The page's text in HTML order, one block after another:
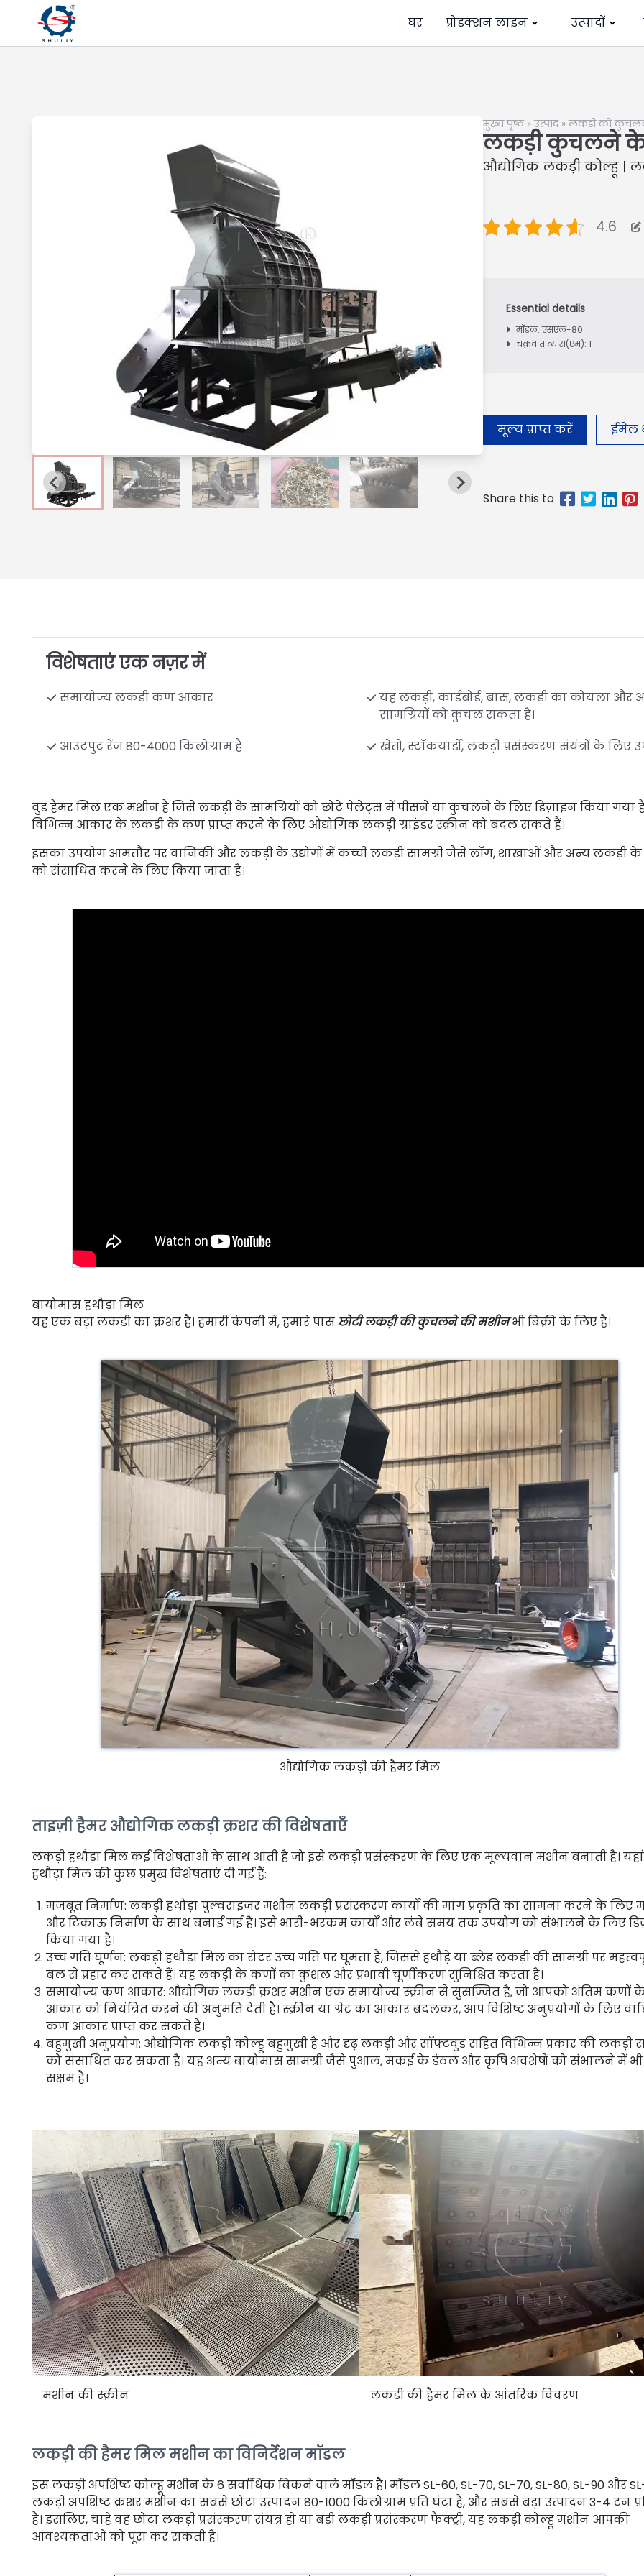
घर प्रोडक्शन लाइन उत्पादों
मुख्य पृष्ठ» उत्पाद»लकड़ी को
लकड़ी कुचलने के
औद्योगिक लकड़ी कोल्हू |
4.6
मॉडल: एसएल-80
चक्रवात व्यास(एम): 1
मूल्य प्राप्त करें ईमेल
विशेषताएं एक नज़र में
समायोज्य लकड़ी कण आकार
यह लकड़ी, कार्डबोर्ड, बांस, लकड़ी का कोयला और
सामग्रियों को कुचल सकता है।
आउटपुट रेंज 80-4000 किलोग्राम है
खेतों, स्टॉकयार्डों, लकड़ी प्रसंस्करण संयंत्रों के लिए
वुड हैमर मिल एक मशीन है जिसे लकड़ी के सामग्रियों को छोटे पेलेट्स में पीसने या कुचलने के लिए डिज़ाइन किया गया
विभिन्न आकार के लकड़ी के कण प्राप्त करने के लिए औद्योगिक लकड़ी ग्राइंडर स्क्रीन को बदल सकते हैं।
इसका उपयोग आमतौर पर वानिकी और लकड़ी के उद्योगों में कच्ची लकड़ी सामग्री जैसे लॉग, शाखाओं और अन्य लकड़ी
को संसाधित करने के लिए किया जाता है।
बायोमास हथौड़ा मिल
यह एक बड़ा लकड़ी का क्रशर है। हमारी कंपनी में, हमारे पास छोटी लकड़ी की कुचलने की मशीनभी बिक्री के लिए है।
औद्योगिक लकड़ी की हैमर मिल
ताइज़ी हैमर औद्योगिक लकड़ी क्रशर की विशेषताएँ
लकड़ी हथौड़ा मिल कई विशेषताओं के साथ आती है जो इसे लकड़ी प्रसंस्करण के लिए एक मूल्यवान मशीन बनाती है।
हथौड़ा मिल की कुछ प्रमुख विशेषताएं दी गई हैं:
मजबूत निर्माण: लकड़ी हथौड़ा पुल्वराइज़र मशीन लकड़ी प्रसंस्करण कार्यों की मांग प्रकृति का सामना करने के लिए
और टिकाऊ निर्माण के साथ बनाई गई है। इसे भारी-भरकम कार्यों और लंबे समय तक उपयोग को संभालने के लिए
किया गया है।
उच्च गति घूर्णन: लकड़ी हथौड़ा मिल का रोटर उच्च गति पर घूमता है, जिससे हथौड़े या ब्लेड लकड़ी की सामग्री पर
बल से प्रहार कर सकते हैं। यह लकड़ी के कणों का कुशल और प्रभावी चूर्णीकरण सुनिश्चित करता है।
समायोज्य कण आकार: औद्योगिक लकड़ी क्रशर मशीन एक समायोज्य स्क्रीन से सुसज्जित है, जो आपको अंतिम कणों
आकार को नियंत्रित करने की अनुमति देती है। स्क्रीन या ग्रेट का आकार बदलकर, आप विशिष्ट अनुप्रयोगों के लिए
कण आकार प्राप्त कर सकते हैं।
बहुमुखी अनुप्रयोग: औद्योगिक लकड़ी कोल्हू बहुमुखी है और दृढ़ लकड़ी और सॉफ्टवुड सहित विभिन्न प्रकार की लकड़ी
को संसाधित कर सकता है। यह अन्य बायोमास सामग्री जैसे पुआल, मकई के डंठल और कृषि अवशेषों को संभालने में भी
सक्षम है।
मशीन की स्क्रीन लकड़ी की हैमर मिल के आंतरिक विवरण
लकड़ी की हैमर मिल मशीन का विनिर्देशन मॉडल
इस लकड़ी अपशिष्ट कोल्हू मशीन के 6 सर्वाधिक बिकने वाले मॉडल हैं। मॉडल SL-60, SL-70, SL-70, SL-80, SL-90 और SL-
लकड़ी अपशिष्ट क्रशर मशीन का सबसे छोटा उत्पादन 80-1000 किलोग्राम प्रति घंटा है, और सबसे बड़ा उत्पादन 3-4 टन
है। इसलिए, चाहे वह छोटा लकड़ी प्रसंस्करण संयंत्र हो या बड़ी लकड़ी प्रसंस्करण फैक्ट्री, यह लकड़ी कोल्हू मशीन आपकी
आवश्यकताओं को पूरा कर सकती है।